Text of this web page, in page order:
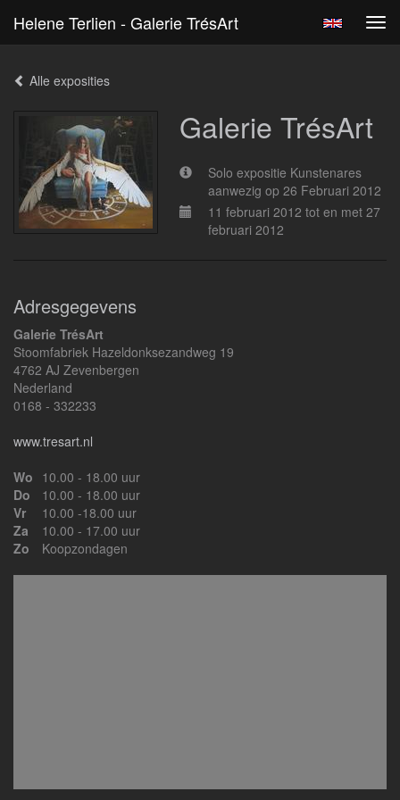
Helene Terlien - Galerie TrésArt
Alle exposities
Galerie TrésArt
Solo expositie Kunstenares
aanwezig op 26 Februari 2012
11 februari 2012 tot en met 27
februari 2012
Adresgegevens
Galerie TrésArt
Stoomfabriek Hazeldonksezandweg 19
4762 AJ Zevenbergen
Nederland
0168 - 332233
www.tresart.nl
Wo 10.00 - 18.00 uur
Do
10.00 - 18.00 uur
Vr
10.00 -18.00 uur
Za
10.00 - 17.00 uur
Zo
Koopzondagen